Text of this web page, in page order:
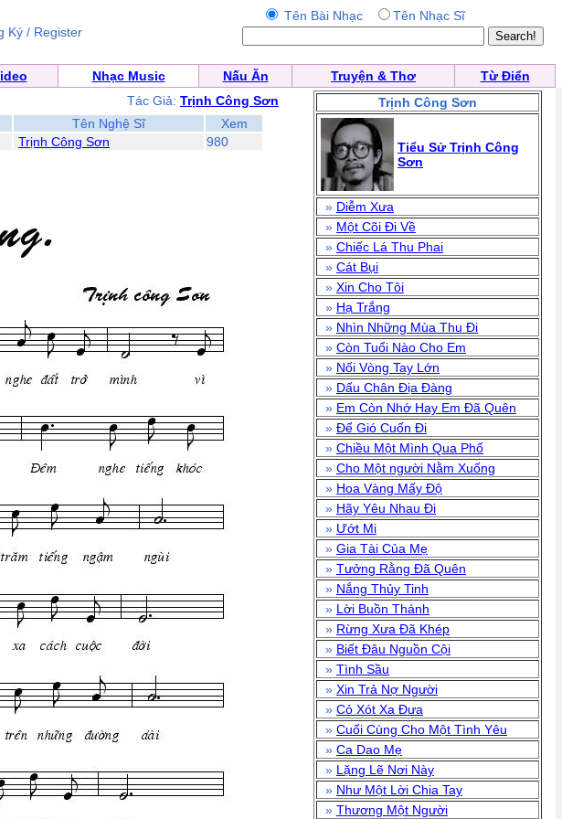
Ký / Register
Tên Bài Nhạc Tên Nhạc Sĩ
Nhạc Music Nấu Ăn Truyện & Thơ
Từ Điển
Tác Giả: Trịnh Công Sơn
Tên Nghệ Sĩ
Xem
Trịnh Công Sơn 980
Trịnh Công Sơn
Tiểu Sử Trịnh Công
Sơn
» Diễm Xưa
» Một Cõi Đi Về
» Chiếc Lá Thu Phai
» Cát Bụi
» Xin Cho Tôi
» Hạ Trắng
» Nhìn Những Mùa Thu Đi
» Còn Tuổi Nào Cho Em
» Nối Vòng Tay Lớn
» Dấu Chân Địa Đàng
» Em Còn Nhớ Hay Em Đã Quên
» Để Gió Cuốn Đi
» Chiều Một Mình Qua Phố
» Cho Một người Nằm Xuống
» Hoa Vàng Mấy Độ
» Hãy Yêu Nhau Đi
» Ướt Mi
» Gia Tài Của Mẹ
» Tưởng Rằng Đã Quên
» Nắng Thủy Tinh
» Lời Buồn Thánh
» Rừng Xưa Đã Khép
» Biết Đâu Nguồn Cội
» Tình Sầu
» Xin Trả Nợ Người
» Cỏ Xót Xa Đưa
» Cuối Cùng Cho Một Tình Yêu
» Ca Dao Mẹ
» Lặng Lẽ Nơi Này
» Như Một Lời Chia Tay
» Thương Một Người